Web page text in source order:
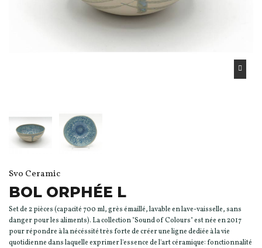
Svo Ceramic
BOL ORPHÉE L
Set de 2 pièces (capacité 700 ml, grès émaillé, lavable en lave-vaisselle, sans
danger pour les aliments). La collection "Sound of Colours" est née en 2017
pour répondre à la nécéssité très forte de créer une ligne dediée à la vie
quotidienne dans laquelle exprimer l'essence de l'art céramique: fonctionnalité